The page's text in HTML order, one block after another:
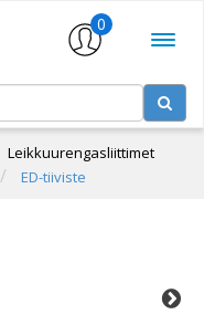
0
Leikkuurengasliittimet
ED-tiiviste